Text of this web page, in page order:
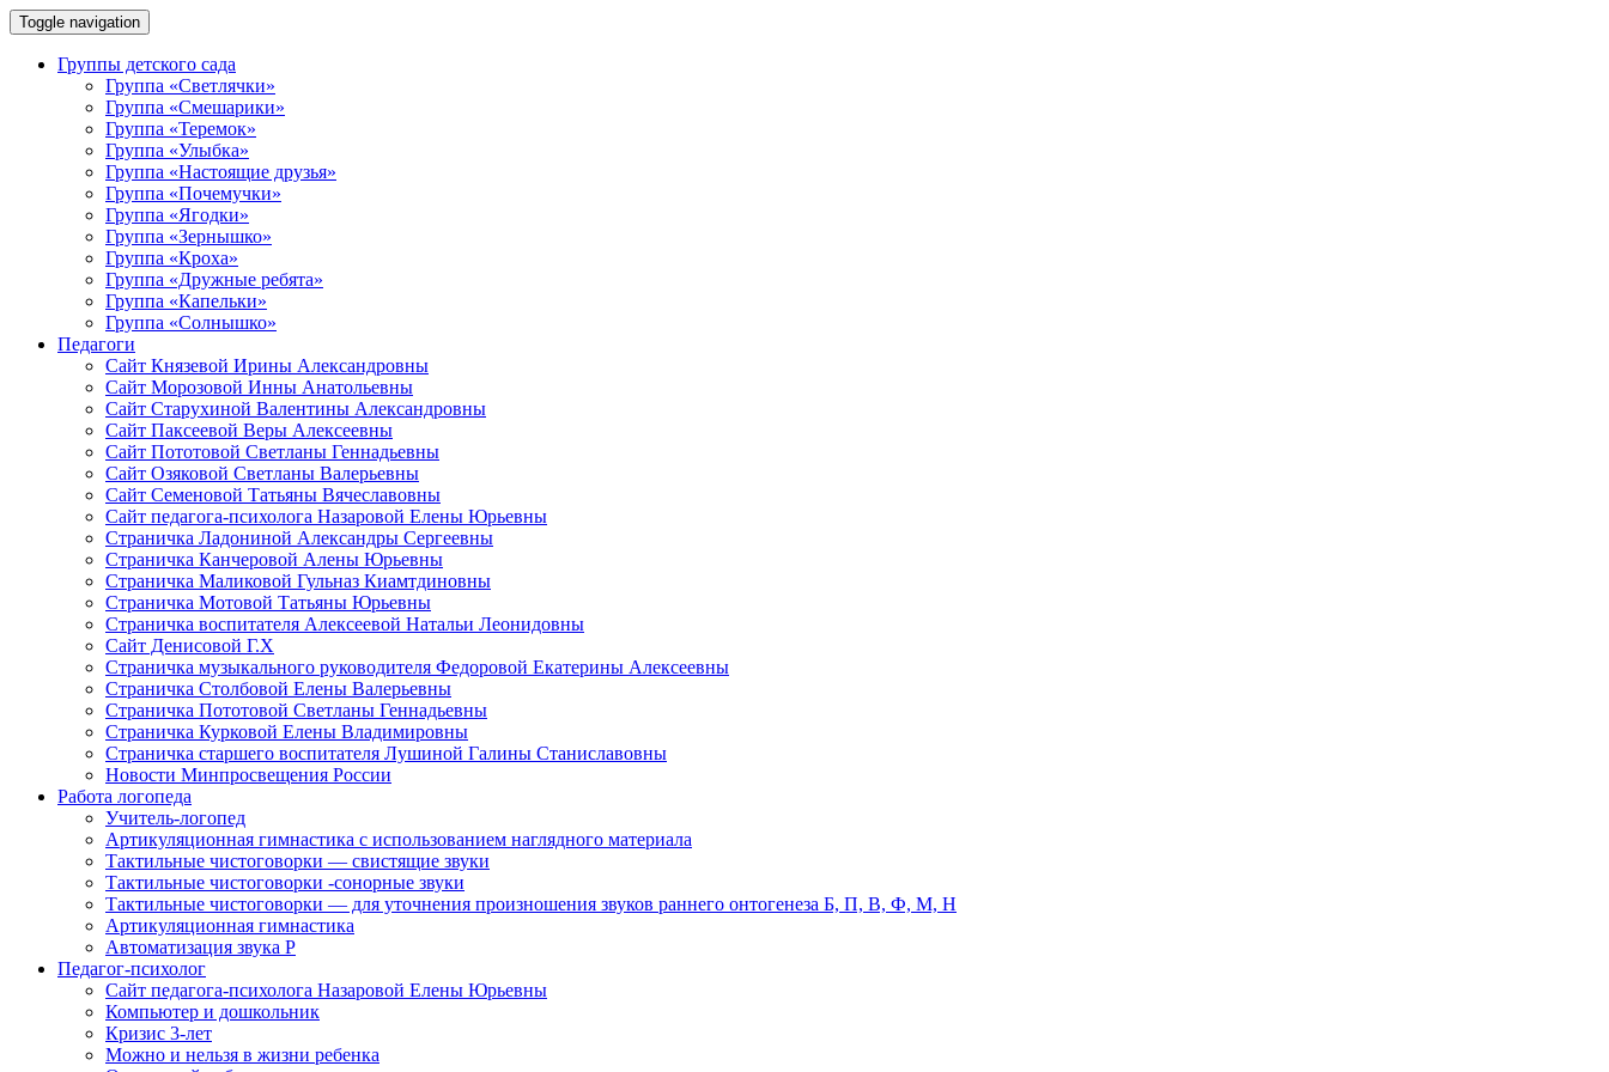
Toggle navigation
Группы детского сада
Группа «Светлячки»
Группа «Смешарики»
Группа «Теремок»
Группа «Улыбка»
Группа «Настоящие друзья»
Группа «Почемучки»
Группа «Ягодки»
Группа «Зернышко»
Группа «Кроха»
Группа «Дружные ребята»
Группа «Капельки»
Группа «Солнышко»
Педагоги
Сайт Князевой Ирины Александровны
Сайт Морозовой Инны Анатольевны
Сайт Старухиной Валентины Александровны
Сайт Паксеевой Веры Алексеевны
Сайт Пототовой Светланы Геннадьевны
Сайт Озяковой Светланы Валерьевны
Сайт Семеновой Татьяны Вячеславовны
Сайт педагога-психолога Назаровой Елены Юрьевны
Страничка Ладониной Александры Сергеевны
Страничка Канчеровой Алены Юрьевны
Страничка Маликовой Гульназ Киамтдиновны
Страничка Мотовой Татьяны Юрьевны
Cтраничка воспитателя Алексеевой Натальи Леонидовны
Сайт Денисовой Г.Х
Страничка музыкального руководителя Федоровой Екатерины Алексеевны
Страничка Столбовой Елены Валерьевны
Страничка Пототовой Светланы Геннадьевны
Страничка Курковой Елены Владимировны
Страничка старшего воспитателя Лушиной Галины Станиславовны
Новости Минпросвещения России
Работа логопеда
Учитель-логопед
Артикуляционная гимнастика с использованием наглядного материала
Тактильные чистоговорки — свистящие звуки
Тактильные чистоговорки -сонорные звуки
Тактильные чистоговорки — для уточнения произношения звуков раннего онтогенеза Б, П, В, Ф, М, Н
Артикуляционная гимнастика
Автоматизация звука Р
Педагог-психолог
Сайт педагога-психолога Назаровой Елены Юрьевны
Компьютер и дошкольник
Кризис 3-лет
Можно и нельзя в жизни ребенка